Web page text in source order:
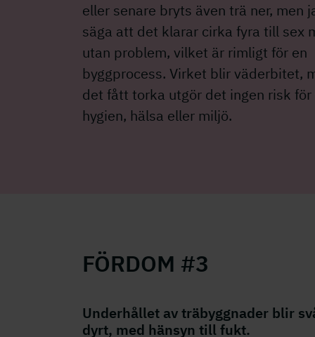
eller senare bryts även trä ner, men
säga att det klarar cirka fyra till sex
utan problem, vilket är rimligt för en
byggprocess. Virket blir väderbitet,
det fått torka utgör det ingen risk för
hygien, hälsa eller miljö.
FÖRDOM #3
Underhållet av träbyggnader blir
dyrt, med hänsyn till fukt.